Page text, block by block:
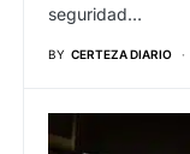
seguridad…
BY CERTEZA DIARIO